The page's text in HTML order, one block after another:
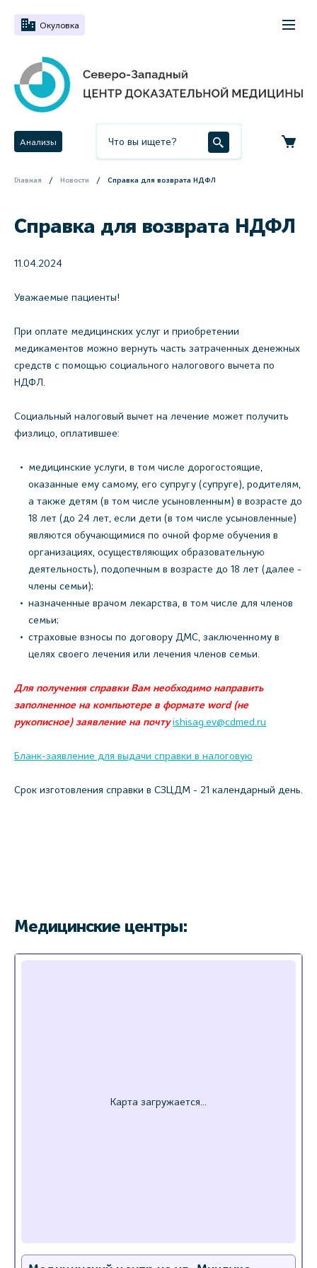
Окуловка
Анализы
Главная Новости Справка для возврата НДФЛ
Справка для возврата НДФЛ
11.04.2024
Уважаемые пациенты!
При оплате медицинских услуг и приобретении
медикаментов можно вернуть часть затраченных денежных
средств с помощью социального налогового вычета по
НДФЛ.
Социальный налоговый вычет на лечение может получить
физлицо, оплатившее:
медицинские услуги, в том числе дорогостоящие,
оказанные ему самому, его супругу (супруге), родителям,
а также детям (в том числе усыновленным) в возрасте до
18 лет (до 24 лет, если дети (в том числе усыновленные)
являются обучающимися по очной форме обучения в
организациях, осуществляющих образовательную
деятельность), подопечным в возрасте до 18 лет (далее -
члены семьи);
назначенные врачом лекарства, в том числе для членов
семьи;
страховые взносы по договору ДМС, заключенному в
целях своего лечения или лечения членов семьи.
Для получения справки Вам необходимо направить
заполненное на компьютере в формате word (не
рукописное) заявление на почту ishisag.ev@cdmed.ru
Бланк-заявление для выдачи справки в налоговую
Срок изготовления справки в СЗЦДМ - 21 календарный день.
Медицинские центры: